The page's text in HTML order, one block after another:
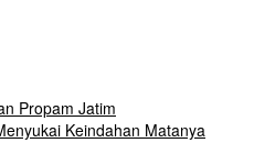
Propam Jatim
Keindahan Matanya